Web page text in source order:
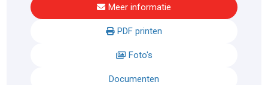
Meer informatie
PDF printen
Foto's
Documenten